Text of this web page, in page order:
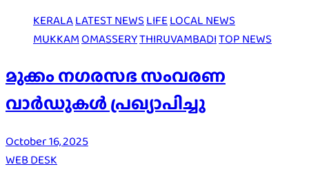
KERALALATEST NEWS LIFE LOCAL NEWS
MUKKAM OMASSERYTHIRUVAMBADITOP NEWS
മുക്കം നഗരസഭ സംവരണ
വാർഡുകൾ പ്രഖ്യാപിച്ചു
October 16, 2025
WEB DESK